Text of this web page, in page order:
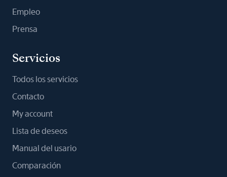
Empleo
Prensa
Servicios
Todos los servicios
Contacto
My account
Lista de deseos
Manual del usario
Comparación